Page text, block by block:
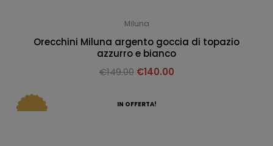
Miluna
Orecchini Miluna argento goccia di topazio
azzurro e bianco
€149.00 €140.00
IN OFFERTA!